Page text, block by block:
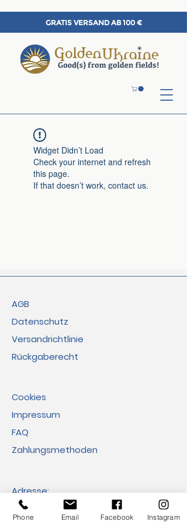
GRATIS VERSAND AB 100 €
Widget Didn’t Load
Check your internet and refresh
this page.
If that doesn’t work, contact us.
AGB
Datenschutz
Versandrichtlinie
Rückgaberecht
Cookies
Impressum
FAQ​
Zahlungsmethoden
Adresse:
Eco Viva GmbH
Phone Email Facebook Instagram